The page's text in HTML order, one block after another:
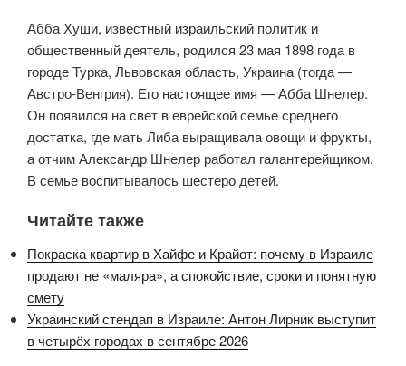
Абба Хуши, известный израильский политик и
общественный деятель, родился 23 мая 1898 года в
городе Турка, Львовская область, Украина (тогда —
Австро-Венгрия). Его настоящее имя — Абба Шнелер.
Он появился на свет в еврейской семье среднего
достатка, где мать Либа выращивала овощи и фрукты,
а отчим Александр Шнелер работал галантерейщиком.
В семье воспитывалось шестеро детей.
Читайте также
Покраска квартир в Хайфе и Крайот: почему в Израиле
продают не «маляра», а спокойствие, сроки и понятную
смету
Украинский стендап в Израиле: Антон Лирник выступит
в четырёх городах в сентябре 2026